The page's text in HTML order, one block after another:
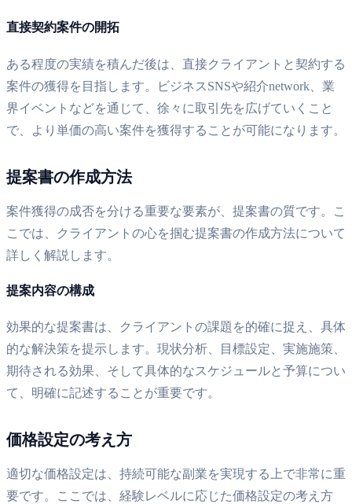
直接契約案件の開拓
ある程度の実績を積んだ後は、直接クライアントと契約する
案件の獲得を目指します。ビジネスSNSや紹介network、業
界イベントなどを通じて、徐々に取引先を広げていくこと
で、より単価の高い案件を獲得することが可能になります。
提案書の作成方法
案件獲得の成否を分ける重要な要素が、提案書の質です。こ
こでは、クライアントの心を掴む提案書の作成方法について
詳しく解説します。
提案内容の構成
効果的な提案書は、クライアントの課題を的確に捉え、具体
的な解決策を提示します。現状分析、目標設定、実施施策、
期待される効果、そして具体的なスケジュールと予算につい
て、明確に記述することが重要です。
価格設定の考え方
適切な価格設定は、持続可能な副業を実現する上で非常に重
要です。ここでは、経験レベルに応じた価格設定の考え方